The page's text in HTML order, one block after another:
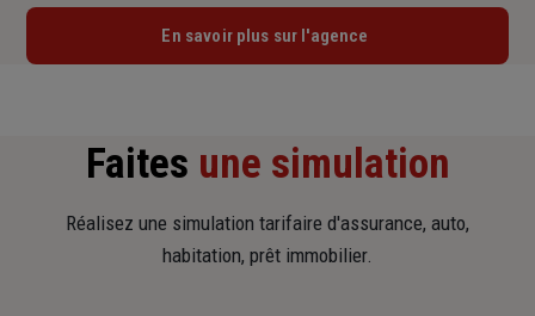
En savoir plus sur l'agence
Faites une simulation
Réalisez une simulation tarifaire d'assurance, auto,
habitation, prêt immobilier.